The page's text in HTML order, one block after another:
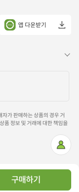
마
이
지
구매하기
앱 다운받기
가 판매하는 상품의 경우 거
품 정보 및 거래에 대한 책임을